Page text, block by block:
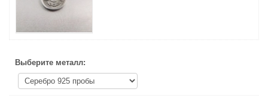
Выберите металл: